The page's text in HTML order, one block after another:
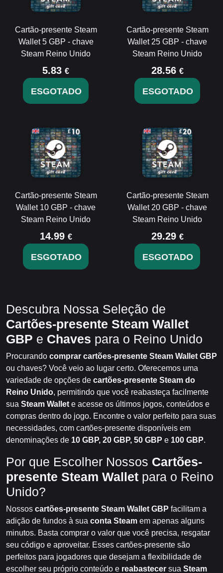
Cartão-presente Steam
Wallet 5 GBP - chave
Steam Reino Unido
5.83 €
ESGOTADO
Cartão-presente Steam
Wallet 25 GBP - chave
Steam Reino Unido
28.56 €
ESGOTADO
Cartão-presente Steam
Wallet 10 GBP - chave
Steam Reino Unido
14.99 €
ESGOTADO
Cartão-presente Steam
Wallet 20 GBP - chave
Steam Reino Unido
29.29 €
ESGOTADO
Descubra Nossa Seleção de
Cartões-presente Steam Wallet
GBP e Chaves para o Reino Unido
Procurando comprar cartões-presente Steam Wallet GBP
ou chaves? Você veio ao lugar certo. Oferecemos uma
variedade de opções de cartões-presente Steam do
Reino Unido, permitindo que você reabasteça facilmente
sua Steam Wallet e acesse os últimos jogos, conteúdos e
compras dentro do jogo. Encontre o valor perfeito para suas
necessidades, com cartões-presente disponíveis em
denominações de 10 GBP, 20 GBP, 50 GBP e 100 GBP.
Por que Escolher Nossos Cartões-
presente Steam Wallet para o Reino
Unido?
Nossos cartões-presente Steam Wallet GBP facilitam a
adição de fundos à sua conta Steam em apenas alguns
minutos. Basta comprar o valor que você precisa, resgatar
seu código e aproveitar. Esses cartões-presente são
perfeitos para jogadores que desejam a flexibilidade de
escolher seu próprio conteúdo e reabastecer sua Steam